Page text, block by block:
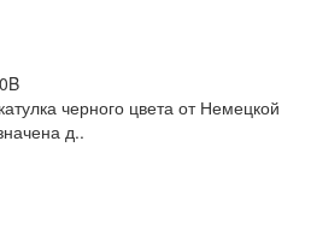
черного цвета от Немецкой
д..